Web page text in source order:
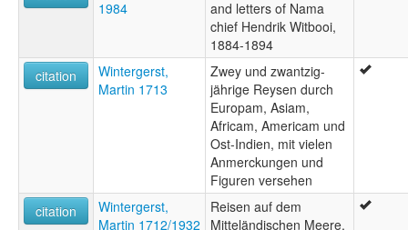
1984
and letters of Nama
chief Hendrik Witbooi,
1884-1894
citation
Wintergerst,
Martin 1713
Zwey und zwantzig-
jährige Reysen durch
Europam, Asiam,
Africam, Americam und
Ost-Indien, mit vielen
Anmerckungen und
Figuren versehen
citation
Wintergerst,
Martin 1712/1932
Reisen auf dem
Mitteländischen Meere,